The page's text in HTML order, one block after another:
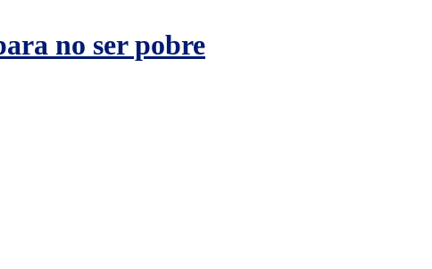
no ser pobre